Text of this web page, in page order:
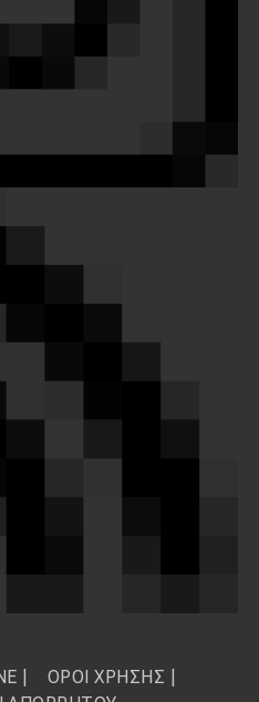
| ΟΡΟΙ ΧΡΗΣΗΣ